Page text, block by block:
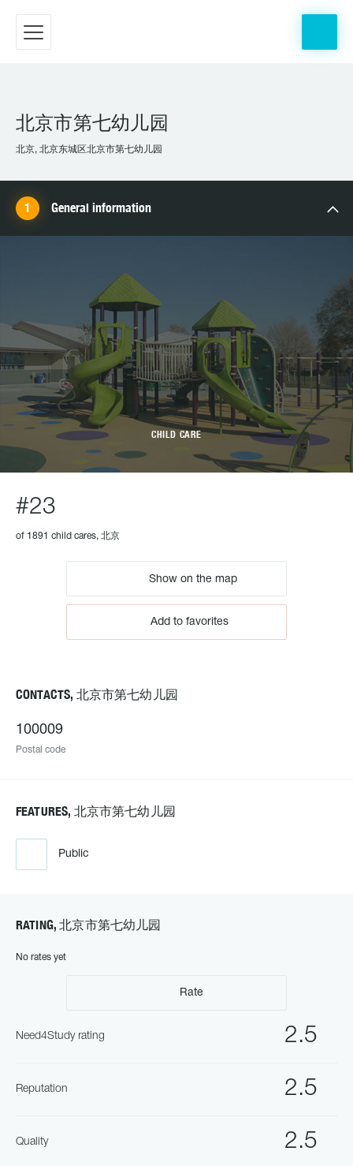
北京市第七幼儿园
北京, 北京东城区北京市第七幼儿园
General information
CHILD CARE
#23
of 1891 child cares, 北京
Show on the map
Add to favorites
CONTACTS, 北京市第七幼儿园
100009
Postal code
FEATURES, 北京市第七幼儿园
Public
RATING, 北京市第七幼儿园
No rates yet
Rate
2.5
Need4Study rating
2.5
Reputation
2.5
Quality